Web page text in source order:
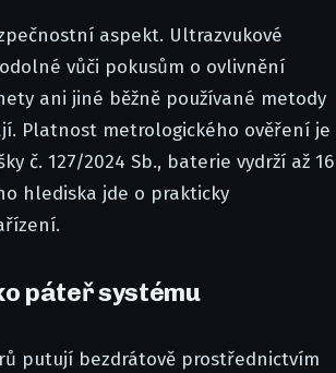
aspekt. Ultrazvukové
vůči pokusům o ovlivnění
ani jiné běžně používané metody
Platnost metrologického ověření je
č. 127/2024 Sb., baterie vydrží až 16
hlediska jde o prakticky
páteř systému
putují bezdrátově prostřednictvím